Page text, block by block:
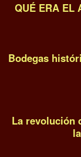
QUÉ ERA EL
Bodegas
La revolución